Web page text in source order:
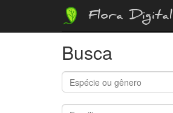
Flora Digital
Busca